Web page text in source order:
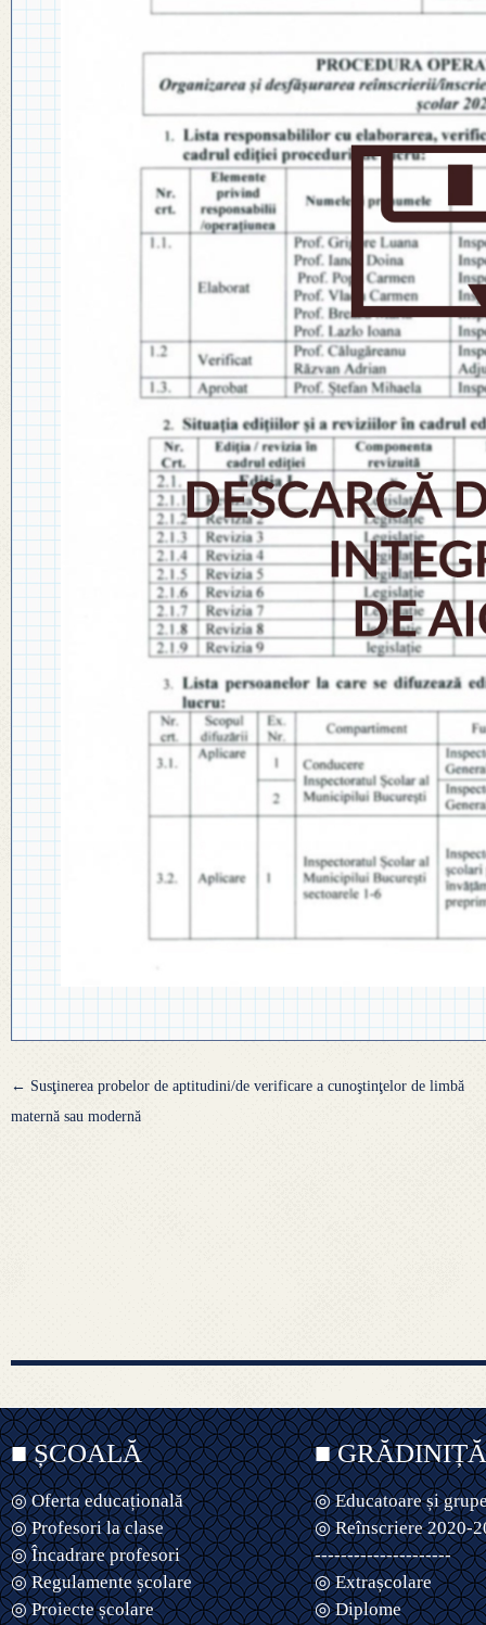
◎ 2024
◎ 2020
◎ 2019
◎ PLAN DE DEZVOLTARE
INSTITUȚIONALĂ
Navigare
articole
← Susţinerea probelor de aptitudini/de verificare a cunoştinţelor de limbă
maternă sau modernă
■ ȘCOALĂ
◎ Oferta educațională
◎ Profesori la clase
◎ Încadrare profesori
◎ Regulamente școlare
◎ Proiecte școlare
■ GRĂDINIȚĂ
◎ Educatoare și
◎ Reînscriere 2020-
---------------------
◎ Extrașcolare
◎ Diplome